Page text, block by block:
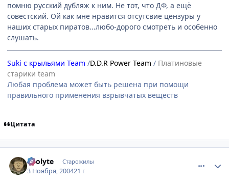
помню русский дубляж к ним. Не тот, что ДФ, а ещё
совестский. Ой как мне нравится отсутсвие цензуры у
наших старых пиратов...любо-дорого смотреть и особенно
слушать.
Suki с крыльями Team /D.D.R Power Team / Платиновые
старики team
Любая проблема может быть решена при помощи
правильного применения взрывчатых веществ
Цитата
Acolyte Старожилы
3 Ноября, 200421 г